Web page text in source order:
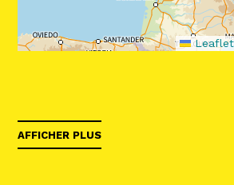
Leaflet
AFFICHER PLUS